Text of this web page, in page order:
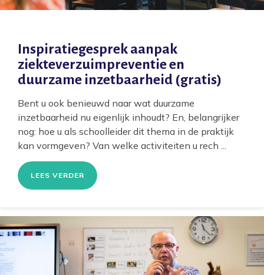
Home
Voorkomen
Inspiratiegesprek aanpak
ziekteverzuimpreventie en
duurzame inzetbaarheid (gratis)
Bent u ook benieuwd naar wat duurzame
inzetbaarheid nu eigenlijk inhoudt? En, belangrijker
nog: hoe u als schoolleider dit thema in de praktijk
kan vormgeven? Van welke activiteiten u rech ...
LEES VERDER